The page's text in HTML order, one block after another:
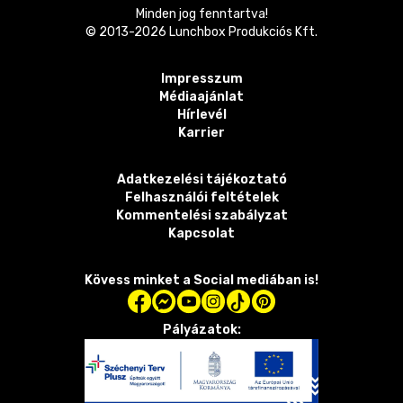
Minden jog fenntartva!
© 2013-2026 Lunchbox Produkciós Kft.
Impresszum
Médiaajánlat
Hírlevél
Karrier
Adatkezelési tájékoztató
Felhasználói feltételek
Kommentelési szabályzat
Kapcsolat
Kövess minket a Social mediában is!
Pályázatok: